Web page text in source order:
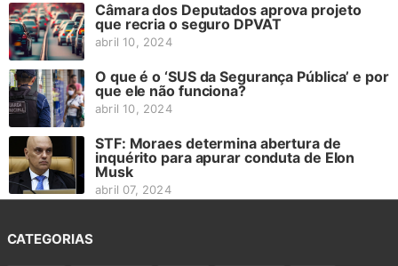
Câmara dos Deputados aprova projeto
que recria o seguro DPVAT
abril 10, 2024
O que é o ‘SUS da Segurança Pública’ e por
que ele não funciona?
abril 10, 2024
STF: Moraes determina abertura de
inquérito para apurar conduta de Elon
Musk
abril 07, 2024
CATEGORIAS